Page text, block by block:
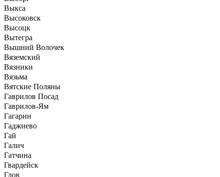
Выкса
Высоковск
Высоцк
Вытегра
Вышний Волочек
Вяземский
Вязники
Вязьма
Вятские Поляны
Гаврилов Посад
Гаврилов-Ям
Гагарин
Гаджиево
Гай
Галич
Гатчина
Гвардейск
Гдов